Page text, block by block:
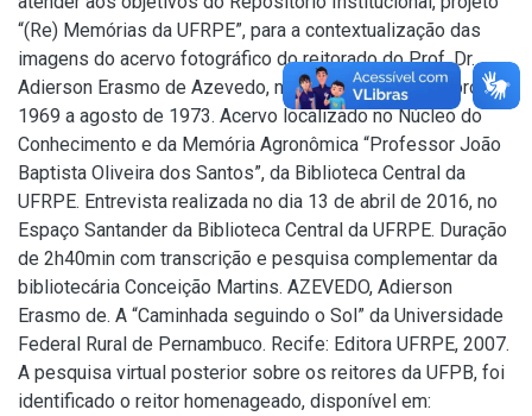
“(Re) Memórias da UFRPE”, para a contextualização das
imagens do acervo fotográfico do reitorado do Prof. Dr.
Adierson Erasmo de Azevedo, no período de dezembro de
1969 a agosto de 1973. Acervo localizado no Núcleo do
Conhecimento e da Memória Agronômica “Professor João
Baptista Oliveira dos Santos”, da Biblioteca Central da
UFRPE. Entrevista realizada no dia 13 de abril de 2016, no
Espaço Santander da Biblioteca Central da UFRPE. Duração
de 2h40min com transcrição e pesquisa complementar da
bibliotecária Conceição Martins. AZEVEDO, Adierson
Erasmo de. A “Caminhada seguindo o Sol” da Universidade
Federal Rural de Pernambuco. Recife: Editora UFRPE, 2007.
A pesquisa virtual posterior sobre os reitores da UFPB, foi
identificado o reitor homenageado, disponível em: